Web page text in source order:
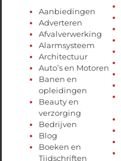
Aanbiedingen
Adverteren
Afvalverwerking
Alarmsysteem
Architectuur
Auto’s en Motoren
Banen en
opleidingen
Beauty en
verzorging
Bedrijven
Blog
Boeken en
Tijdschriften